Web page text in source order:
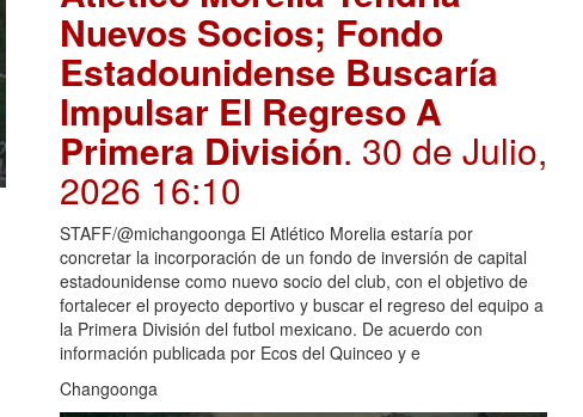
Nuevos Socios; Fondo
Estadounidense Buscaría
Impulsar El Regreso A
Primera División. 30 de Julio,
2026 16:10
STAFF/@michangoonga El Atlético Morelia estaría por
concretar la incorporación de un fondo de inversión de capital
estadounidense como nuevo socio del club, con el objetivo de
fortalecer el proyecto deportivo y buscar el regreso del equipo a
la Primera División del futbol mexicano. De acuerdo con
información publicada por Ecos del Quinceo y e
Changoonga